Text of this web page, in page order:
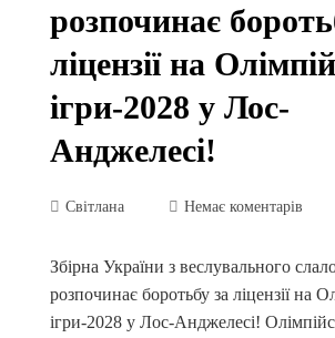
розпочинає
ліцензії на
ігри-2028 у Лос-
Анджелесі!
Світлана Немає коментарів
Збірна України з веслувального
розпочинає боротьбу за ліцензії на
ігри-2028 у Лос-Анджелесі!